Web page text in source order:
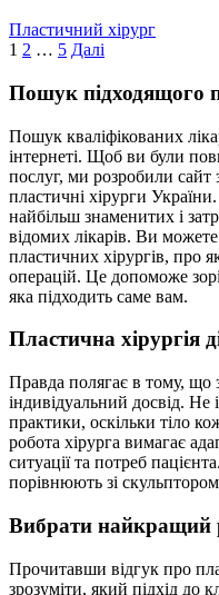
Пластичний хірург
Пагінація
записів
1 2 … 5 Далі
Пошук підходящого
Пошук кваліфікованих
інтернеті. Щоб ви були
послуг, ми розробили сайт
пластичні хірурги
найбільш знаменитих і
відомих лікарів. Ви
пластичних хірургів, про
операцій. Це допоможе
яка підходить саме вам.
Пластична хірургія
Правда полягає в тому, що
індивідуальний досвід. Не
практики, оскільки тіло
робота хірурга вимагає
ситуації та потреб
порівнюють зі
Вибрати найкращий
Прочитавши відгук про
зрозуміти, який підхід до